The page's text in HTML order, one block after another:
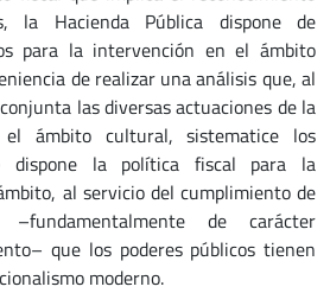
la Hacienda Pública dispone de
para la intervención en el ámbito
de realizar una análisis que, al
las diversas actuaciones de la
el ámbito cultural, sistematice los
dispone la política fiscal para la
al servicio del cumplimiento de
de carácter
que los poderes públicos tienen
moderno.